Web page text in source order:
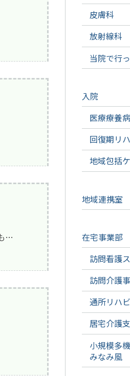
…
皮膚科
放射線科
当院で行
入院
医療療養
回復期リ
地域包括
地域連携室
在宅事業部
訪問看護
訪問介護
通所リハ
居宅介護
小規模多
みなみ風